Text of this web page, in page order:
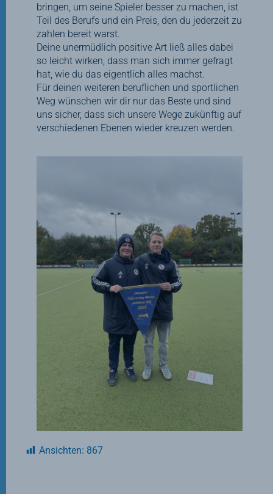
bringen, um seine Spieler besser zu machen, ist
Teil des Berufs und ein Preis, den du jederzeit zu
zahlen bereit warst.
Deine unermüdlich positive Art ließ alles dabei
so leicht wirken, dass man sich immer gefragt
hat, wie du das eigentlich alles machst.
Für deinen weiteren beruflichen und sportlichen
Weg wünschen wir dir nur das Beste und sind
uns sicher, dass sich unsere Wege zukünftig auf
verschiedenen Ebenen wieder kreuzen werden.
Ansichten: 867